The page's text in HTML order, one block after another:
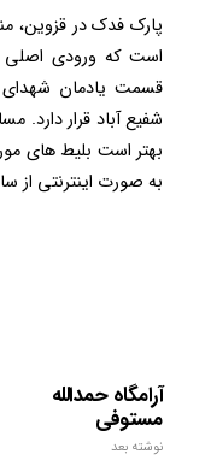
است که ورودی اصلی
قسمت یادمان
شفیع آباد قرار دارد.
بهتر است بلیط های
به صورت اینترنتی از
آرامگاه حمدالله
مستوفی
نوشته بعد